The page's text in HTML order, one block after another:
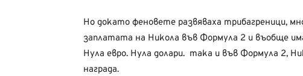
Но докато феновете развяваха трибагреници,
заплатата на Никола във Формула 2 и въобще
Нула евро. Нула долари. така и във Формула 2,
награда.